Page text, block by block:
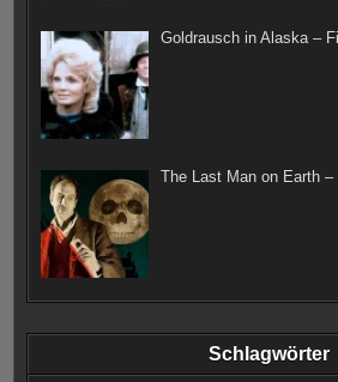
Goldrausch in Alaska –
The Last Man on Earth –
Schlagwörter